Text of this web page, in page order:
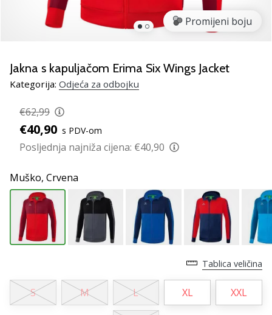
Pronađite
savršen
odbojku!
Pogledajte
naš
odaberite
obuću,
odjeću
opremu
najboljih
marki
na
tržištu.
•
1 min. čitanja
Promijeni boju
Jakna s kapuljačom Erima Six Wings Jacket
Kategorija: Odjeća za odbojku
€62,99
€40,90 s PDV-om
Posljednja najniža cijena: €40,90
Muško, Crvena
Tablica veličina
S M L XL XXL